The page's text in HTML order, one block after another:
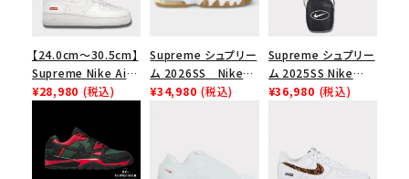
キーワードから探す
【24.0cm～30.5cm】
Supreme Nike Air
Force 1 Low シュプ
ース１スニーカー シ
ューズ ホワイト
¥28,980 (税込)
Supreme シュプリー
ム 2026SS Nike
SB Air Max 2 CB 94
¥34,980 (税込)
Supreme シュプリー
ム 2025SS Nike
Leather Shoulder
¥36,980 (税込)